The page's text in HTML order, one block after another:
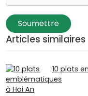
Soumettre
Articles similaires
10 plats